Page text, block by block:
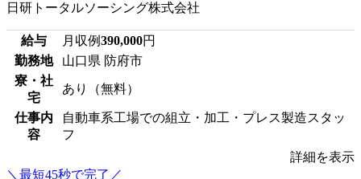
日研トータルソーシング株式会社
給与 月収例390,000円
勤務地
山口県 防府市
寮・社
宅
あり（無料）
仕事内
容
自動車系工場での組立・加工・プレス製造スタッ
フ
詳細を表示
＼最短45秒で完了／